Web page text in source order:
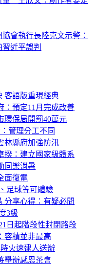
會執行長陸克文示警：
近平誤判
客語版重現經典
：預定11月完成改善
環保局開罰40萬元
管理分工不同
林縣府加強防汛
揆：建立國家級體系
同樂消暑
面復電
足球等可體驗
分享心得：有疑必問
3級
日起階段性封閉路段
容積並非最高
火速逮人送辦
舉辦感恩茶會